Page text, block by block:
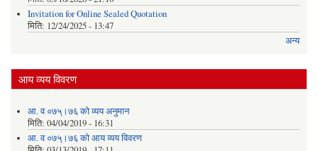
Invitation for Online Sealed Quotation
मिति: 12/24/2025 - 13:47
अन्य
आय व्यय विवरण
आ. व ०७५्।७६ को व्यय अनुमान
मिति: 04/04/2019 - 16:31
आ. व ०७५्।७६ को आय व्यय विवरण